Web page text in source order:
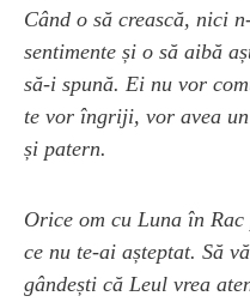
Când o să crească, nici
sentimente și o să aibă
să-i spună. Ei nu vor
te vor îngriji, vor avea
și patern.
Orice om cu Luna în
ce nu te-ai așteptat. Să
gândești că Leul vrea